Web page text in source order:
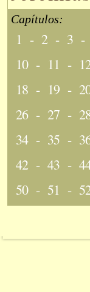
Capítulos:
1 - 2 - 3 -
10 - 11 -
18 - 19 -
26 - 27 -
34 - 35 -
42 - 43 -
50 - 51 -